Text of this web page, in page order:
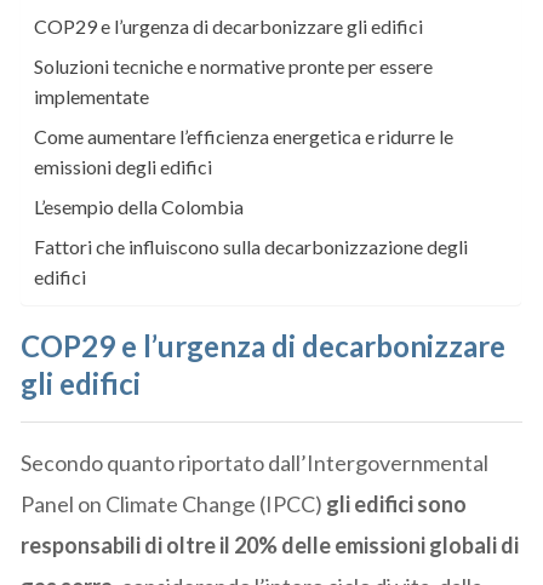
COP29 e l’urgenza di decarbonizzare gli edifici
Soluzioni tecniche e normative pronte per essere
implementate
Come aumentare l’efficienza energetica e ridurre le
emissioni degli edifici
L’esempio della Colombia
Fattori che influiscono sulla decarbonizzazione degli
edifici
COP29 e l’urgenza di decarbonizzare
gli edifici
Secondo quanto riportato dall’Intergovernmental
Panel on Climate Change (IPCC) gli edifici sono
responsabili di oltre il 20% delle emissioni globali di